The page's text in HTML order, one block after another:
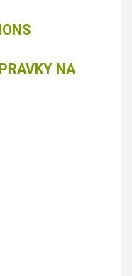
NA